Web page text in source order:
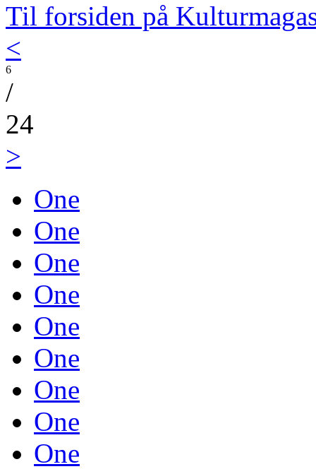
Til forsiden på
<
6
/
24
>
One
One
One
One
One
One
One
One
One